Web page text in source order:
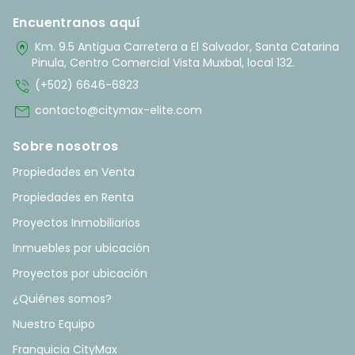
Encuentranos aquí
home_pin Km. 9.5 Antigua Carretera a El Salvador, Santa Catarina
Pinula, Centro Comercial Vista Muxbal, local 132.
phone_in_talk (+502) 6646-6823
mail contacto@citymax-elite.com
Sobre nosotros
Propiedades en Venta
Propiedades en Renta
Proyectos Inmobiliarios
Inmuebles por ubicación
Proyectos por ubicación
¿Quiénes somos?
Nuestro Equipo
Franquicia CityMax